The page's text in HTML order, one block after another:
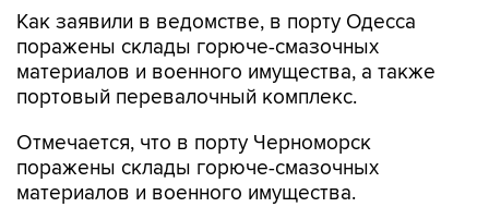
Как заявили в ведомстве, в порту Одесса
поражены склады горюче-смазочных
материалов и военного имущества, а также
портовый перевалочный комплекс.
Отмечается, что в порту Черноморск
поражены склады горюче-смазочных
материалов и военного имущества.